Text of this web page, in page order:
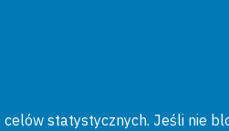
statystycznych. Jeśli nie